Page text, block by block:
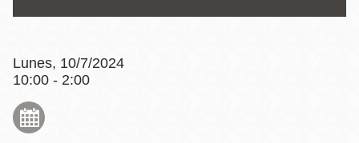
Lunes, 10/7/2024
10:00 - 2:00